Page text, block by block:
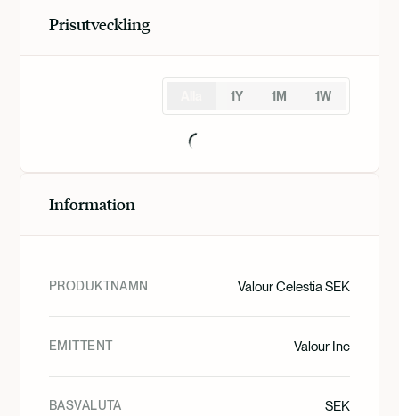
Prisutveckling
1Y 1M 1W
Information
PRODUKTNAMN Valour Celestia SEK
EMITTENT Valour Inc
BASVALUTA SEK